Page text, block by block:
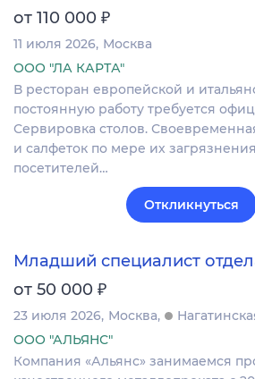
от 110 000 ₽
11 июля 2026 Москва
ООО "ЛА КАРТА"
В ресторан европейской и
постоянную работу требуется
Сервировка столов.
и салфеток по мере их
посетителей…
Откликнуться
Младший специалист
от 50 000 ₽
23 июля 2026 Москва
ООО "АЛЬЯНС"
Компания «Альянс» занимаемся